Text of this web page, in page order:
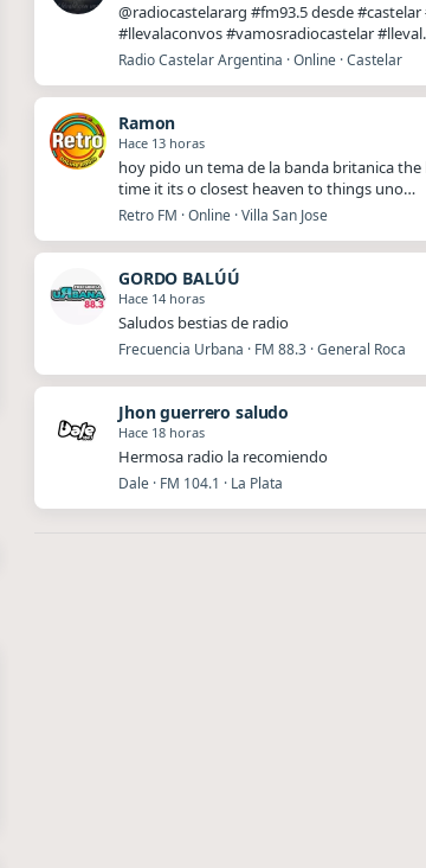
@radiocastelararg #fm93.5 desde
#llevalaconvos #vamosradiocastelar
Radio Castelar Argentina · Online · Castelar
Ramon
Hace 13 horas
hoy pido un tema de la banda britanica
time it its o closest heaven to things uno…
Retro FM · Online · Villa San Jose
GORDO BALÚÚ
Hace 14 horas
Saludos bestias de radio
Frecuencia Urbana · FM 88.3 · General Roca
Jhon guerrero saludo
Hace 18 horas
Hermosa radio la recomiendo
Dale · FM 104.1 · La Plata